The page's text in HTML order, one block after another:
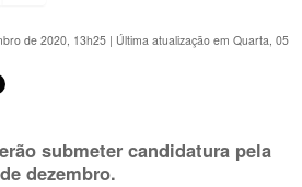
de 2020, 13h25 | Última atualização em Quarta, 05
submeter candidatura pela
dezembro.